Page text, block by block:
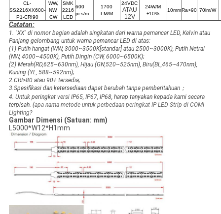
CL-
SS2216XX600-
P1-CRI90
WW,
NW,
CW
SMK
2216
LED
600
pcs/m
1700
LM/M
24VDC
ATAU
12V
24W/M
±10%
10mmRa>90 70lm/W
Catatan:
1. "XX" di nomor bagian adalah singkatan dari warna pemancar LED, Kelvin atau
Panjang gelombang untuk warna pemancar LED di atas:
(1) Putih hangat (WW, 3000~3500K[standar] atau 2500~3000K), Putih Netral
(NW, 4000~4500K), Putih Dingin (CW, 6000~6500K);
(2) Merah(RD,625~630nm), Hijau (GN,520~525nm), Biru(BL,465~470nm),
Kuning (YL, 588~592nm);
2.CRI>80 atau 90+ tersedia;
3.Spesifikasi dan ketersediaan dapat berubah tanpa pemberitahuan；
4. Untuk peringkat versi IP65, IP67, IP68, harap tanyakan kepada kami secara
terpisah. (apa nama metode untuk perbedaan peringkat IP LED Strip di COMI
Lighting?
Gambar Dimensi (Satuan: mm)
L5000*W12*H1mm